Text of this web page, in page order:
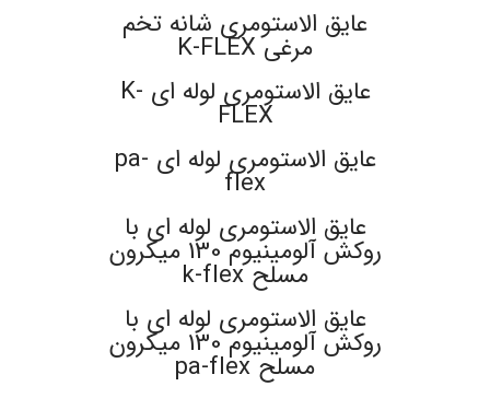
عایق الاستومری شانه تخم
مرغی K-FLEX
عایق الاستومری لوله ای K-
FLEX
عایق الاستومری لوله ای pa-
flex
عایق الاستومری لوله ای با
روکش آلومینیوم 130 میکرون
مسلح k-flex
عایق الاستومری لوله ای با
روکش آلومینیوم 130 میکرون
مسلح pa-flex